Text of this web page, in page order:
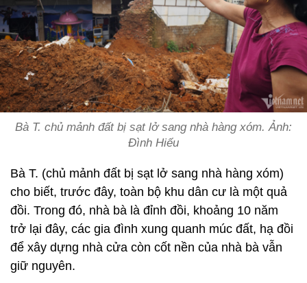
Bà T. chủ mảnh đất bị sạt lở sang nhà hàng xóm. Ảnh:
Đình Hiếu
Bà T. (chủ mảnh đất bị sạt lở sang nhà hàng xóm)
cho biết, trước đây, toàn bộ khu dân cư là một quả
đồi. Trong đó, nhà bà là đỉnh đồi, khoảng 10 năm
trở lại đây, các gia đình xung quanh múc đất, hạ đồi
để xây dựng nhà cửa còn cốt nền của nhà bà vẫn
giữ nguyên.